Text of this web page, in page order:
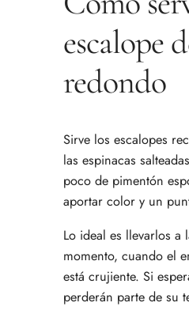
escalope
redondo
Sirve los escalopes
las espinacas
poco de pimentón
aportar color y un
Lo ideal es llevarlos a
momento, cuando el
está crujiente. Si
perderán parte de su